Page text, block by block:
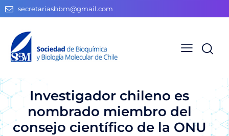
secretariasbbm@gmail.com
Investigador chileno es
nombrado miembro del
consejo científico de la ONU